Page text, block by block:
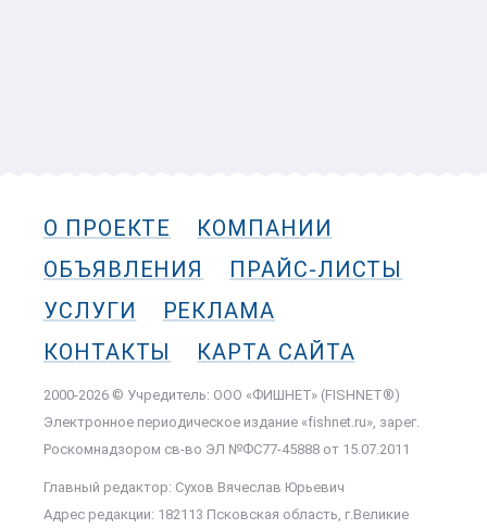
О ПРОЕКТЕ
КОМПАНИИ
ОБЪЯВЛЕНИЯ
ПРАЙС-ЛИСТЫ
УСЛУГИ
РЕКЛАМА
КОНТАКТЫ
КАРТА САЙТА
2000-2026 © Учредитель: ООО «ФИШНЕТ» (FISHNET®)
Электронное периодическое издание «fishnet.ru», зарег.
Роскомнадзором cв-во ЭЛ №ФС77-45888 от 15.07.2011
Главный редактор: Сухов Вячеслав Юрьевич
Адрес редакции: 182113 Псковская область, г.Великие